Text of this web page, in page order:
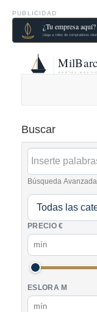
PUBLICIDAD
Buscar
Búsqueda Avanzada
PRECIO €
ESLORA M